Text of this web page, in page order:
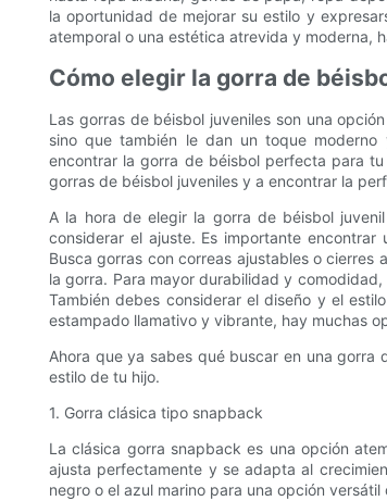
la oportunidad de mejorar su estilo y
atemporal o una estética atrevida y moderna,
Cómo elegir la gorra de
Las gorras de béisbol juveniles son una
sino que también le dan un toque
encontrar la gorra de béisbol perfecta para
gorras de béisbol juveniles y a encontrar la
A la hora de elegir la gorra de béisbol
considerar el ajuste. Es importante
Busca gorras con correas ajustables o
la gorra. Para mayor durabilidad y
También debes considerar el diseño y el
estampado llamativo y vibrante, hay muchas
Ahora que ya sabes qué buscar en una gorra
estilo de tu hijo.
1. Gorra clásica tipo snapback
La clásica gorra snapback es una opción
ajusta perfectamente y se adapta al
negro o el azul marino para una opción